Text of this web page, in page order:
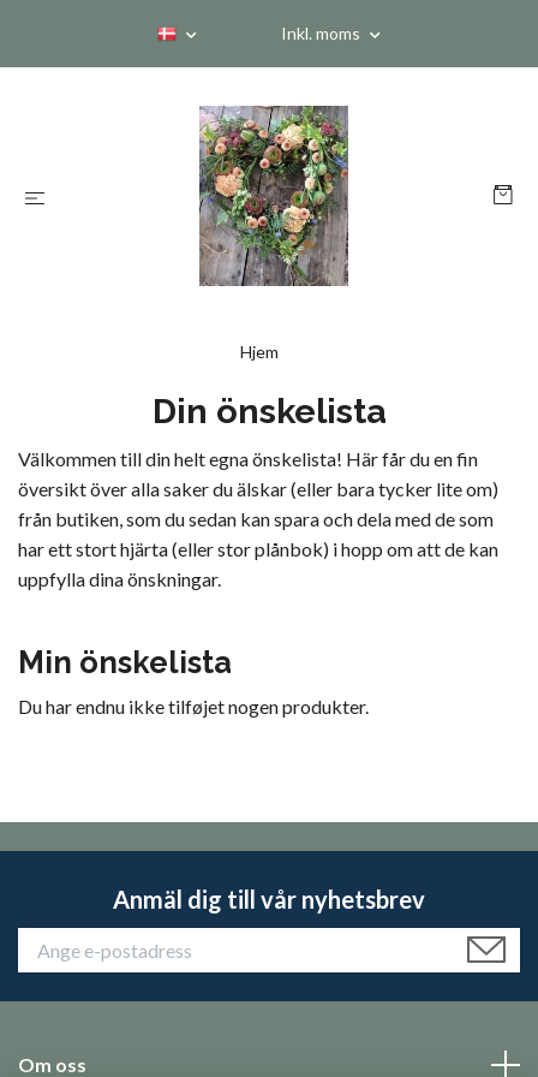
Inkl. moms
Hjem
Din önskelista
Välkommen till din helt egna önskelista! Här får du en fin
översikt över alla saker du älskar (eller bara tycker lite om)
från butiken, som du sedan kan spara och dela med de som
har ett stort hjärta (eller stor plånbok) i hopp om att de kan
uppfylla dina önskningar.
Min önskelista
Du har endnu ikke tilføjet nogen produkter.
Anmäl dig till vår nyhetsbrev
Om oss